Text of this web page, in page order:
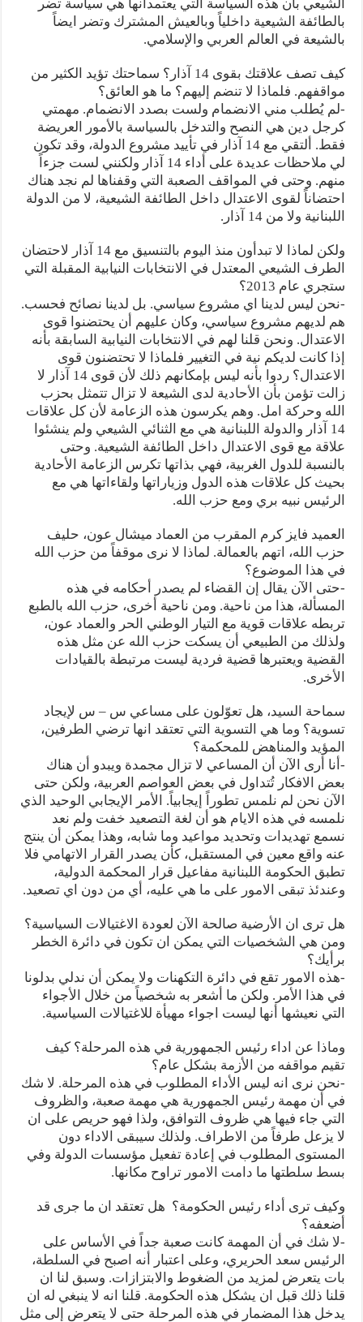
الشيعي بأن هذه السياسة التي يعتمدانها هي سياسة تضر
بالطائفة الشيعية داخلياً وبالعيش المشترك وتضر ايضاً
بالشيعة في العالم العربي والإسلامي.
كيف تصف علاقتك بقوى 14 آذار؟ سماحتك تؤيد الكثير من
مواقفهم. فلماذا لا تنضم إليهم؟ ما هو العائق؟
-لم يُطلب مني الانضمام ولست بصدد الانضمام. مهمتي
كرجل دين هي النصح والتدخل بالسياسة بالأمور العريضة
فقط. ألتقي مع 14 آذار في تأييد مشروع الدولة، وقد تكون
لي ملاحظات عديدة على أداء 14 آذار ولكنني لست جزءاً
منهم. وحتى في المواقف الصعبة التي وقفناها لم نجد هناك
احتضاناً لقوى الاعتدال داخل الطائفة الشيعية، لا من الدولة
اللبنانية ولا من 14 آذار.
ولكن لماذا لا تبدأون منذ اليوم بالتنسيق مع 14 آذار لاحتضان
الطرف الشيعي المعتدل في الانتخابات النيابية المقبلة التي
ستجري عام 2013؟
-نحن ليس لدينا اي مشروع سياسي. بل لدينا نصائح فحسب.
هم لديهم مشروع سياسي، وكان عليهم أن يحتضنوا قوى
الاعتدال. ونحن قلنا لهم في الانتخابات النيابية السابقة بأنه
إذا كانت لديكم نية في التغيير فلماذا لا تحتضنون قوى
الاعتدال؟ ردوا بأنه ليس بإمكانهم ذلك لأن قوى 14 آذار لا
زالت تؤمن بأن الأحادية لدى الشيعة لا تزال تتمثل بحزب
الله وحركة امل. وهم يكرسون هذه الزعامة لأن كل علاقات
14 آذار والدولة اللبنانية هي مع الثنائي الشيعي ولم ينشئوا
علاقة مع قوى الاعتدال داخل الطائفة الشيعية. وحتى
بالنسبة للدول الغربية، فهي بذاتها تكرس الزعامة الأحادية
بحيث كل علاقات هذه الدول وزياراتها ولقاءاتها هي مع
الرئيس نبيه بري ومع حزب الله.
العميد فايز كرم المقرب من العماد ميشال عون، حليف
حزب الله، اتهم بالعمالة. لماذا لا نرى موقفاً من حزب الله
في هذا الموضوع؟
-حتى الآن يقال إن القضاء لم يصدر أحكامه في هذه
المسألة، هذا من ناحية. ومن ناحية أخرى، حزب الله بالطبع
تربطه علاقات قوية مع التيار الوطني الحر والعماد عون،
ولذلك من الطبيعي أن يسكت حزب الله عن مثل هذه
القضية ويعتبرها قضية فردية ليست مرتبطة بالقيادات
الأخرى.
سماحة السيد، هل تعوّلون على مساعي س – س لإيجاد
تسوية؟ وما هي التسوية التي تعتقد انها ترضي الطرفين،
المؤيد والمناهض للمحكمة؟
-أنا أرى الآن أن المساعي لا تزال مجمدة ويبدو أن هناك
بعض الافكار تُتداول في بعض العواصم العربية، ولكن حتى
الآن نحن لم نلمس تطوراً إيجابياً. الأمر الإيجابي الوحيد الذي
نلمسه في هذه الايام هو أن لغة التصعيد خفت ولم نعد
نسمع تهديدات وتحديد مواعيد وما شابه، وهذا يمكن أن ينتج
عنه واقع معين في المستقبل، كأن يصدر القرار الاتهامي فلا
تطبق الحكومة اللبنانية مفاعيل قرار المحكمة الدولية،
وعندئذ تبقى الامور على ما هي عليه، أي من دون اي تصعيد.
هل ترى ان الأرضية صالحة الآن لعودة الاغتيالات السياسية؟
ومن هي الشخصيات التي يمكن ان تكون في دائرة الخطر
برأيك؟
-هذه الامور تقع في دائرة التكهنات ولا يمكن أن ندلي بدلونا
في هذا الأمر. ولكن ما أشعر به شخصياً من خلال الأجواء
التي نعيشها أنها ليست اجواء مهيأة للاغتيالات السياسية.
وماذا عن اداء رئيس الجمهورية في هذه المرحلة؟ كيف
تقيم مواقفه من الأزمة بشكل عام؟
-نحن نرى انه ليس الأداء المطلوب في هذه المرحلة. لا شك
في أن مهمة رئيس الجمهورية هي مهمة صعبة، والظروف
التي جاء فيها هي ظروف التوافق، ولذا فهو حريص على ان
لا يزعل طرفاً من الاطراف. ولذلك سيبقى الاداء دون
المستوى المطلوب في إعادة تفعيل مؤسسات الدولة وفي
بسط سلطتها ما دامت الامور تراوح مكانها.
وكيف ترى أداء رئيس الحكومة؟ هل تعتقد ان ما جرى قد
أضعفه؟
-لا شك في أن المهمة كانت صعبة جداً في الأساس على
الرئيس سعد الحريري، وعلى اعتبار أنه اصبح في السلطة،
بات يتعرض لمزيد من الضغوط والابتزازات. وسبق لنا ان
قلنا ذلك قبل ان يشكل هذه الحكومة. قلنا انه لا ينبغي له ان
يدخل هذا المضمار في هذه المرحلة حتى لا يتعرض إلى مثل